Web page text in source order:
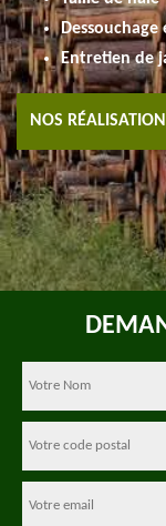
Entretien de
NOS